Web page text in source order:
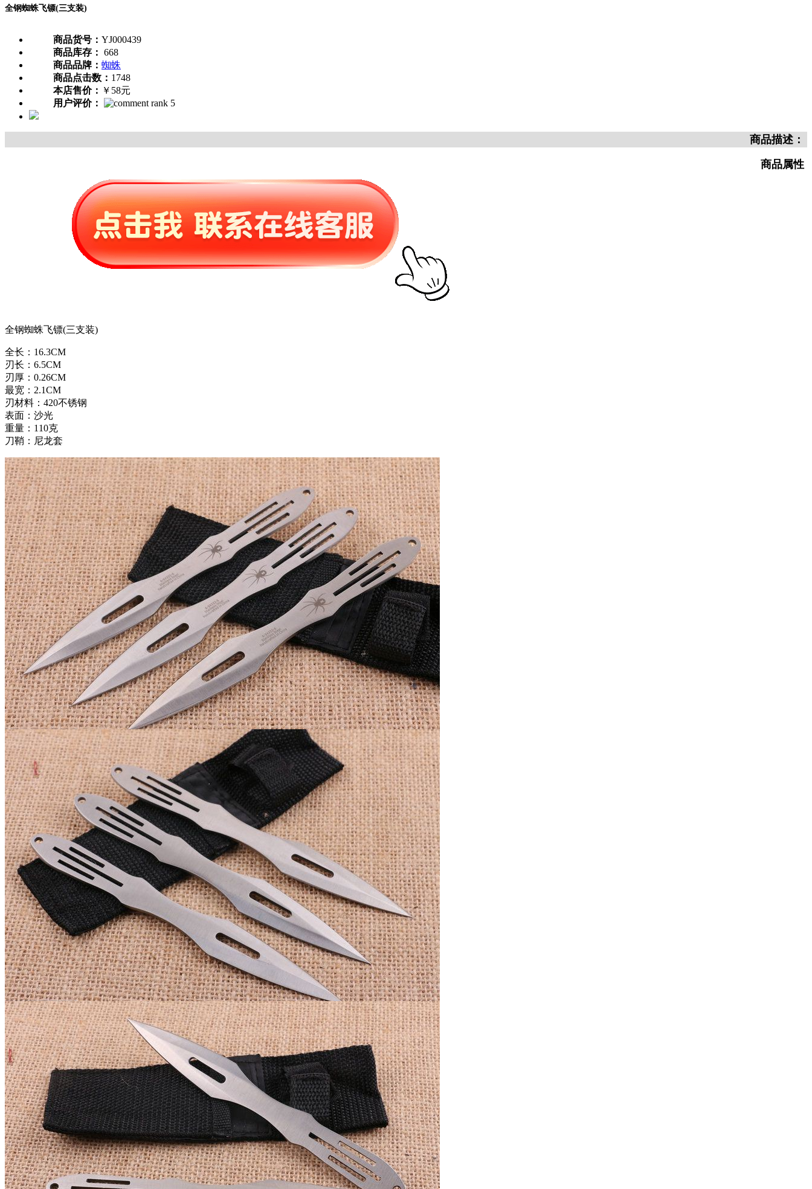
全钢蜘蛛飞镖(三支装)
商品货号： YJ000439
商品库存： 668
商品品牌： 蜘蛛
商品点击数： 1748
本店售价： ￥58元
用户评价：
商品描述：
商品属性
全钢蜘蛛飞镖(三支装)
全长：16.3CM
刃长：6.5CM
刃厚：0.26CM
最宽：2.1CM
刃材料：420不锈钢
表面：沙光
重量：110克
刀鞘：尼龙套